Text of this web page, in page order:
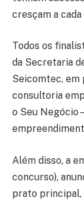
cresçam a
Todos os
da Secretaria
Seicomtec, em
consultoria
o Seu Negócio
Além disso, a
concurso),
prato principal,